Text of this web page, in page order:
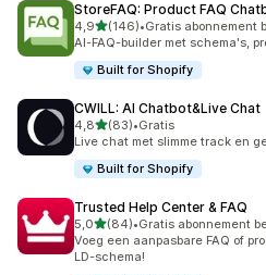
StoreFAQ: Product FAQ
4,9van 5 sterren
(146)
146 recensies in totaal
•Gratis abonnement
AI-FAQ-builder met schema's,
Built for Shopify
CWILL: AI Chatbot&Live Chat
4,8van 5 sterren
(83)
83 recensies in totaal
•Gratis
Live chat met slimme track en
Built for Shopify
Trusted Help Center & FAQ
5,0van 5 sterren
(84)
84 recensies in totaal
•Gratis abonnement
Voeg een aanpasbare FAQ of
LD-schema!